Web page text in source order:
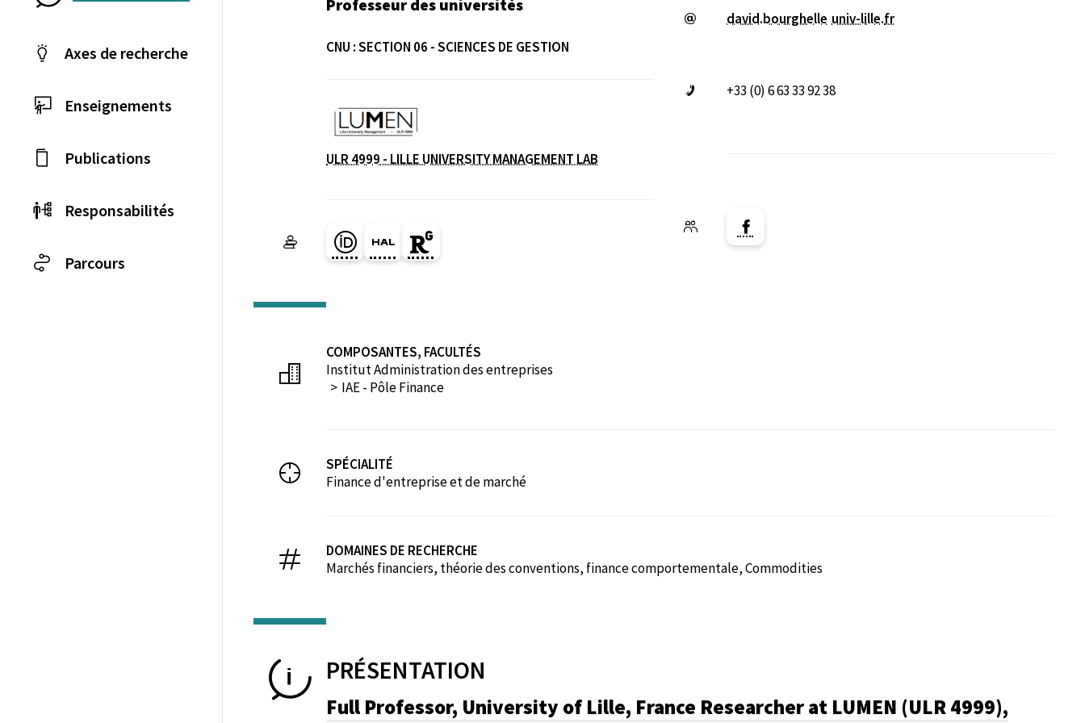
Professeur des universités
CNU :SECTION 06 - SCIENCES DE GESTION
Laboratoire / équipe
ULR 4999 - LILLE UNIVERSITY MANAGEMENT LAB
Page Orcid du membre (Ouverture dans une nouvelle fenêtre)
HAL david-bourghelle (Ouverture dans une nouvelle fenêtre)
Page Researchgate du membre (Ouverture dans une nouvelle fenêtre)
david.bourghelle univ-lille.fr
+33 (0) 6 63 33 92 38
Lien vers la page Facebook ( Nouvelle fenêtre)
COMPOSANTES, FACULTÉS
Institut Administration des entreprises
IAE - Pôle Finance
SPÉCIALITÉ
Finance d'entreprise et de marché
DOMAINES DE RECHERCHE
Marchés financiers, théorie des conventions, finance comportementale, Commodities
Axes de recherche
Enseignements
Publications
Responsabilités
Parcours
PRÉSENTATION
Full Professor, University of Lille, France Researcher at LUMEN (ULR 4999),